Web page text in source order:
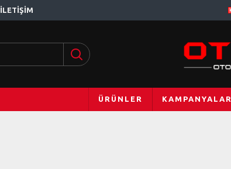
İLETIŞIM
ÜRÜNLER KAMPANYALAR